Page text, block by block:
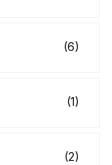
(6)
(1)
(2)